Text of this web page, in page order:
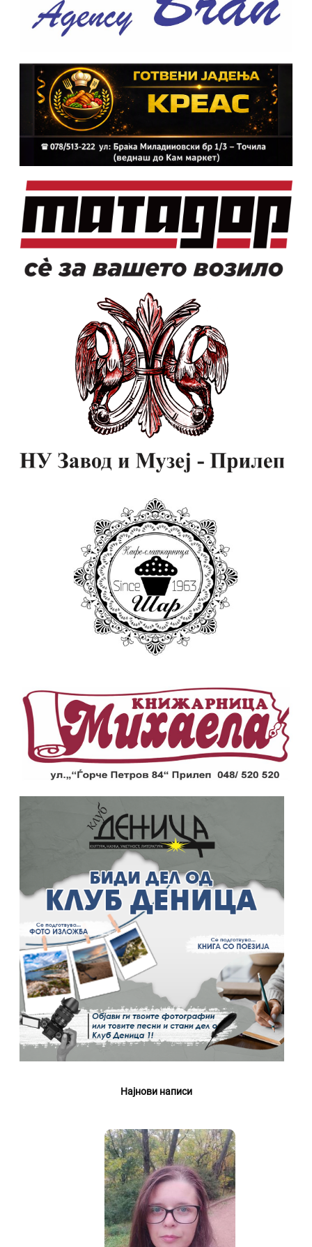
Најнови написи